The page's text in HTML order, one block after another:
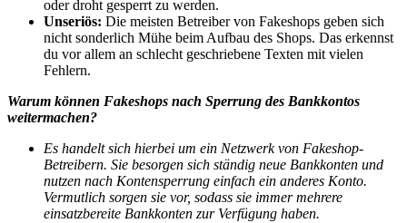
oder droht gesperrt zu werden.
Unseriös: Die meisten Betreiber von Fakeshops geben sich
nicht sonderlich Mühe beim Aufbau des Shops. Das erkennst
du vor allem an schlecht geschriebene Texten mit vielen
Fehlern.
Warum können Fakeshops nach Sperrung des Bankkontos
weitermachen?
Es handelt sich hierbei um ein Netzwerk von Fakeshop-
Betreibern. Sie besorgen sich ständig neue Bankkonten und
nutzen nach Kontensperrung einfach ein anderes Konto.
Vermutlich sorgen sie vor, sodass sie immer mehrere
einsatzbereite Bankkonten zur Verfügung haben.